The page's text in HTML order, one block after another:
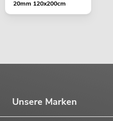
20mm 120x200cm
Unsere Marken